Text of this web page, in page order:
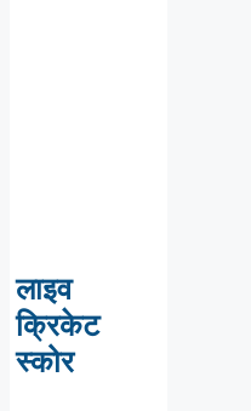
लाइव
क्रिकेट
स्कोर